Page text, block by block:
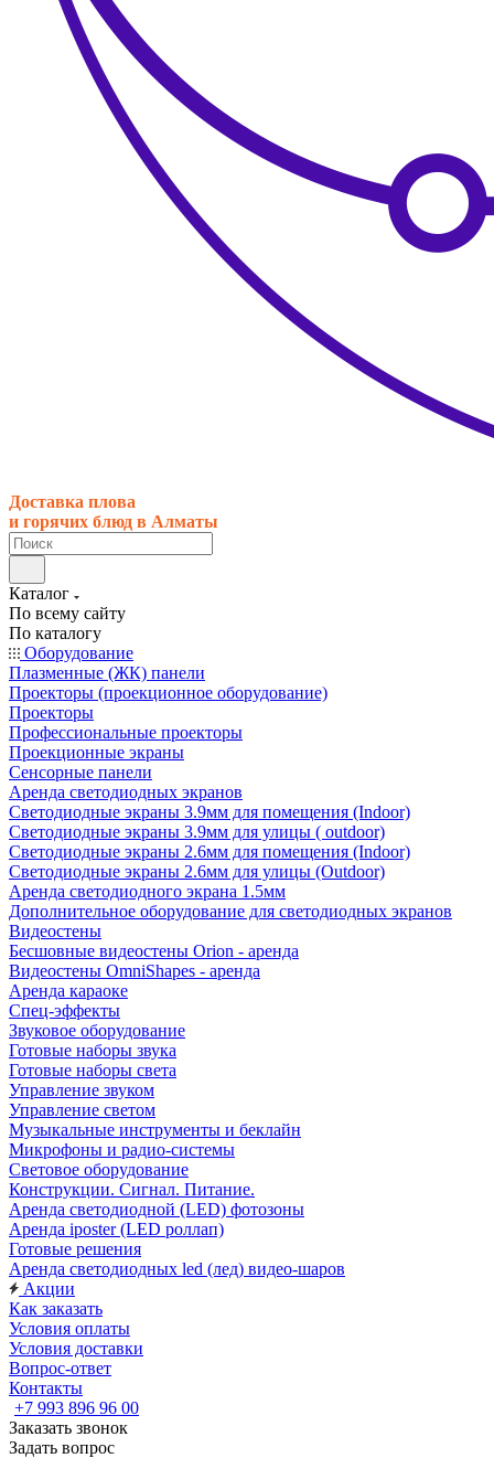
Доставка плова
и горячих блюд в Алматы
Каталог
По всему сайту
По каталогу
Оборудование
Плазменные (ЖК) панели
Проекторы (проекционное оборудование)
Проекторы
Профессиональные проекторы
Проекционные экраны
Сенсорные панели
Аренда светодиодных экранов
Светодиодные экраны 3.9мм для помещения (Indoor)
Светодиодные экраны 3.9мм для улицы ( outdoor)
Светодиодные экраны 2.6мм для помещения (Indoor)
Светодиодные экраны 2.6мм для улицы (Outdoor)
Аренда светодиодного экрана 1.5мм
Дополнительное оборудование для светодиодных экранов
Видеостены
Бесшовные видеостены Orion - аренда
Видеостены OmniShapes - аренда
Аренда караоке
Спец-эффекты
Звуковое оборудование
Готовые наборы звука
Готовые наборы света
Управление звуком
Управление светом
Музыкальные инструменты и беклайн
Микрофоны и радио-системы
Световое оборудование
Конструкции. Сигнал. Питание.
Аренда светодиодной (LED) фотозоны
Аренда iposter (LED роллап)
Готовые решения
Аренда светодиодных led (лед) видео-шаров
Акции
Как заказать
Условия оплаты
Условия доставки
Вопрос-ответ
Контакты
+7 993 896 96 00
Заказать звонок
Задать вопрос